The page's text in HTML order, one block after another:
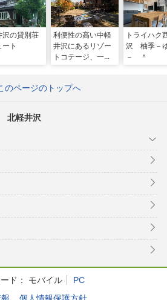
沢の貸別荘
ート
利便性の高い中軽
井沢にあるリゾー
トコテージ、一棟
トライハク
沢 柚季－
－ ＾
のページのトップへ
北軽井沢
ド： モバイル
PC